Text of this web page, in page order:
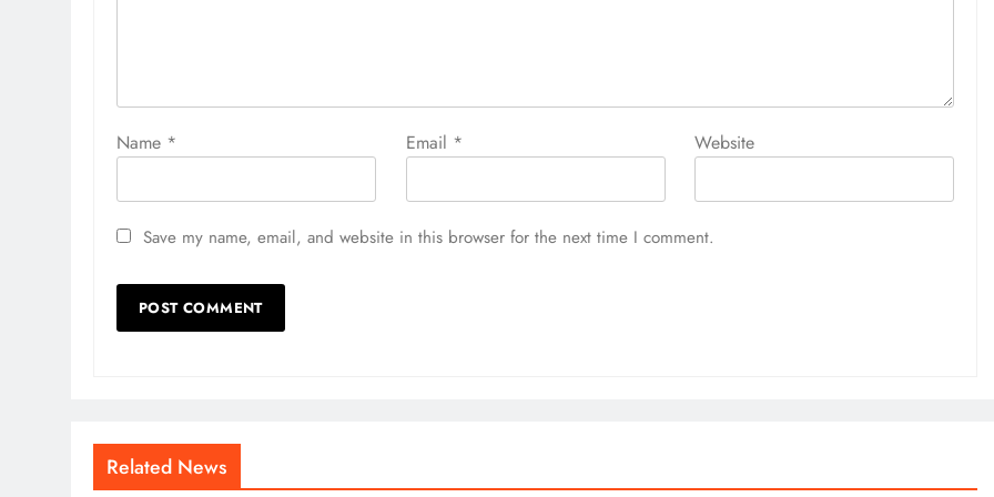
Name * Email * Website
Save my name, email, and website in this browser for the next time I comment.
Related News